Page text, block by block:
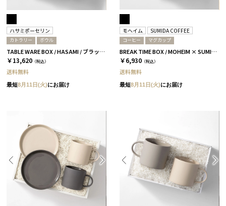
ハサミポーセリン
カトラリー ボウル
TABLE WARE BOX / HASAMI / ブラック［ハサミポーセリン］
￥13,620 （税込）
送料無料
最短8月11日(火)にお届け
モヘイム SUMIDA COFFEE
コーヒー マグカップ
BREAK TIME BOX / MOHEIM × SUMIDA COFFEE / ブラック
￥6,930 （税込）
送料無料
最短8月11日(火)にお届け